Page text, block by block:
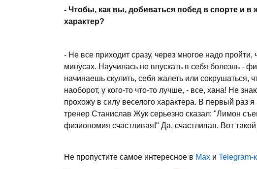
- Чтобы, как вы, добиваться побед в спорте и в
характер?
- Не все приходит сразу, через многое надо
минусах. Научилась не впускать в себя болезнь -
начинаешь скулить, себя жалеть или сокрушаться,
наоборот, у кого-то что-то лучше, - все, хана! Не
прохожу в силу веселого характера. В первый раз
тренер Станислав Жук серьезно сказал: "Лимон
физиономия счастливая!" Да, счастливая. Вот
Не пропустите самое интересное в Max и Telegram-